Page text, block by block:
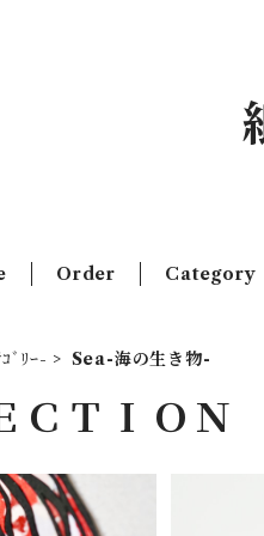
Order Category
ﾞﾘｰ- Sea-海の生き物-
ＣＴＩＯＮ